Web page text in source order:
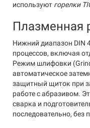
используют горелки
Плазменная
Нижний диапазон DIN
процессов, включая
Режим шлифовки
автоматическое
защитный щиток при
работе с абразивом.
сварка и
последовательно, без